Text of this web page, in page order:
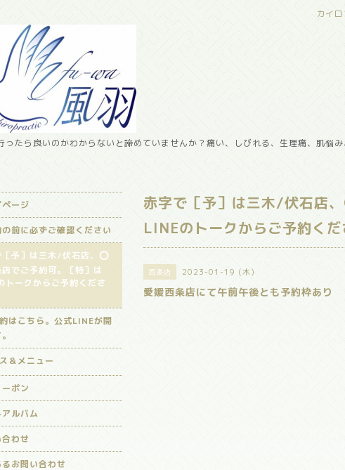
カイ
ったら良いのかわからないと諦めていませんか？痛い、しびれる、生理痛、肌悩
赤字で［予］は三木/伏石店
LINEのトークからご予約くだ
西条店 2023-01-19 (木)
愛媛西条店にて午前午後とも予約枠あり
ページ
の前に必ずご確認ください
［予］は三木/伏石店、⭕️
でご予約可。［特］は
トークからご予約くださ
はこちら。公式LINEが開
＆メニュー
ポン
ルバム
わせ
お問い合わせ